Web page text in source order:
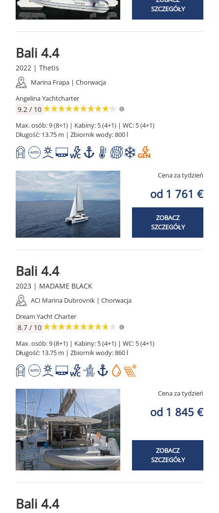
SZCZEGÓŁY
Bali 4.4
2022 | Thetis
Marina Frapa | Chorwacja
Angelina Yachtcharter
9.2 / 10
Max. osób: 9 (8+1) | Kabiny: 5 (4+1) | WC: 5 (4+1)
Długość: 13.75 m | Zbiornik wody: 800 l
Cena za tydzień
od 1 761 €
ZOBACZ
SZCZEGÓŁY
Bali 4.4
2023 | MADAME BLACK
ACI Marina Dubrovnik | Chorwacja
Dream Yacht Charter
8.7 / 10
Max. osób: 9 (8+1) | Kabiny: 5 (4+1) | WC: 5 (4+1)
Długość: 13.75 m | Zbiornik wody: 860 l
Cena za tydzień
od 1 845 €
ZOBACZ
SZCZEGÓŁY
Bali 4.4